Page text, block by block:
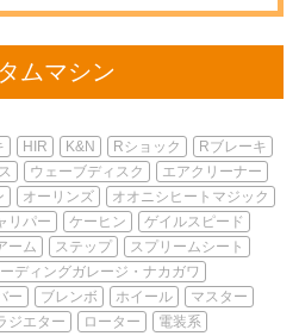
ムマシン
HIR K&N Rショック
Rブレーキ
ウェーブディスク
エアクリーナー
オーリンズ
オオニシヒートマジック
リパー ケーヒン
ゲイルスピード
ーム ステップ
スプリームシート
ーディングガレージ・ナカガワ
ー ブレンボ ホイール
マスター
ジエター ローター 電装系